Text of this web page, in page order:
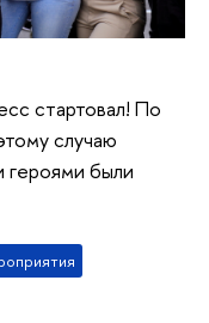
стартовал! По
случаю
героями были